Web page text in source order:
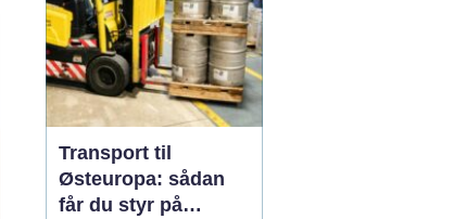
Transport til
Østeuropa: sådan
får du styr på